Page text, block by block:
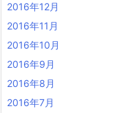
2016年12月
2016年11月
2016年10月
2016年9月
2016年8月
2016年7月